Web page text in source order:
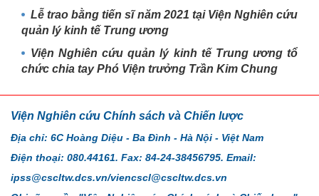
Lễ trao bằng tiến sĩ năm 2021 tại Viện Nghiên cứu
quản lý kinh tế Trung ương
Viện Nghiên cứu quản lý kinh tế Trung ương tổ
chức chia tay Phó Viện trưởng Trần Kim Chung
Viện Nghiên cứu Chính sách và Chiến lược
Địa chỉ: 6C Hoàng Diệu - Ba Đình - Hà Nội - Việt Nam
Điện thoại: 080.44161. Fax: 84-24-38456795. Email:
ipss@cscltw.dcs.vn/viencscl@cscltw.dcs.vn